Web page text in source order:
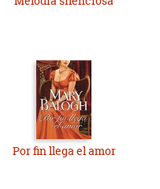
Por fin llega el amor